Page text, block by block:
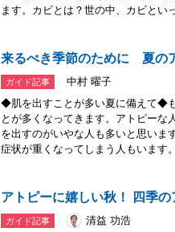
ます。カビとは？世の中、カビとい
来るべき季節のために 夏の
ガイド記事
中村 曜子
◆肌を出すことが多い夏に備えて◆
とが多くなってきます。アトピーな
を出すのがいやな人も多いと思いま
症状が重くなってしまう人もいます
アトピーに嬉しい秋！ 四季の
ガイド記事
清益 功浩